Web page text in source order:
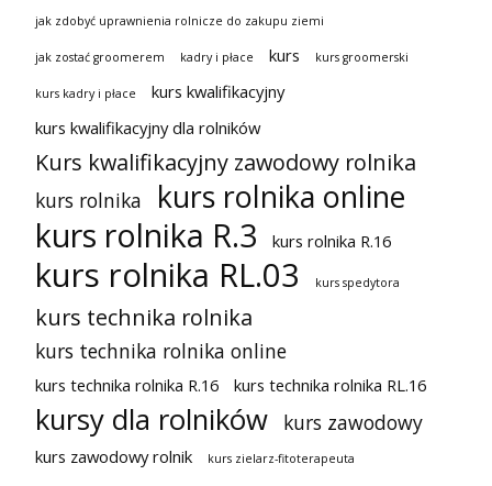
jak zdobyć uprawnienia rolnicze do zakupu ziemi
jak zostać groomerem kadry i płace kurs kurs groomerski
kurs kadry i płace
kurs kwalifikacyjny
kurs kwalifikacyjny dla rolników
Kurs kwalifikacyjny zawodowy rolnika
kurs rolnika kurs rolnika online
kurs rolnika R.3 kurs rolnika R.16
kurs rolnika RL.03 kurs spedytora
kurs technika rolnika
kurs technika rolnika online
kurs technika rolnika R.16 kurs technika rolnika RL.16
kursy dla rolników kurs zawodowy
kurs zawodowy rolnik kurs zielarz-fitoterapeuta